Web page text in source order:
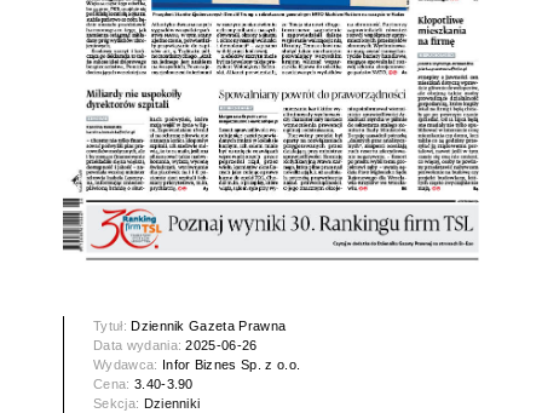
Tytuł:Dziennik Gazeta Prawna
Data wydania:2025-06-26
Wydawca: Infor Biznes Sp. z o.o.
Cena: 3.40-3.90
Sekcja: Dzienniki